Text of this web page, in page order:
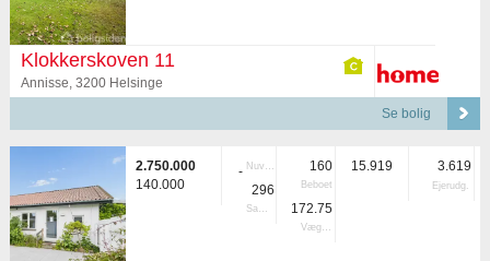
Klokkerskoven 11
Annisse, 3200 Helsinge
Se bolig
2.750.000
140.000
- Nuvær.
296
Samlet
160
Beboet
172.75
Vægtet
15.919 3.619
Ejerudg.